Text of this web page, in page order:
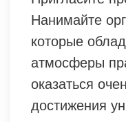
Нанимайте
которые
атмосферы
оказаться
достижения